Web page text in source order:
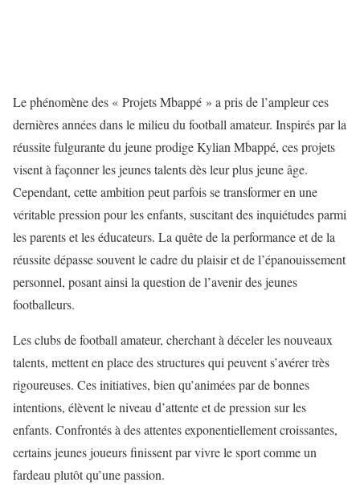
Le phénomène des « Projets Mbappé » a pris de l’ampleur ces
dernières années dans le milieu du football amateur. Inspirés par la
réussite fulgurante du jeune prodige Kylian Mbappé, ces projets
visent à façonner les jeunes talents dès leur plus jeune âge.
Cependant, cette ambition peut parfois se transformer en une
véritable pression pour les enfants, suscitant des inquiétudes parmi
les parents et les éducateurs. La quête de la performance et de la
réussite dépasse souvent le cadre du plaisir et de l’épanouissement
personnel, posant ainsi la question de l’avenir des jeunes
footballeurs.
Les clubs de football amateur, cherchant à déceler les nouveaux
talents, mettent en place des structures qui peuvent s’avérer très
rigoureuses. Ces initiatives, bien qu’animées par de bonnes
intentions, élèvent le niveau d’attente et de pression sur les
enfants. Confrontés à des attentes exponentiellement croissantes,
certains jeunes joueurs finissent par vivre le sport comme un
fardeau plutôt qu’une passion.